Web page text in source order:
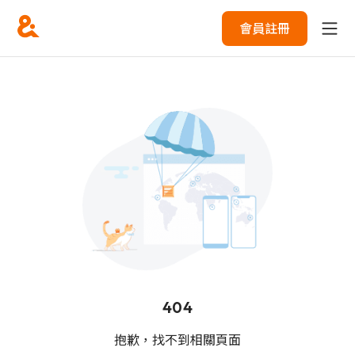
會員註冊
404
抱歉，找不到相關頁面